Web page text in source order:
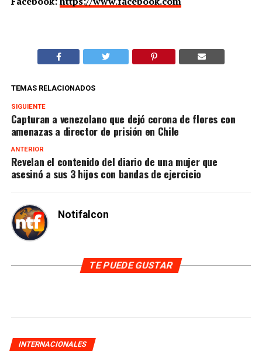
TEMAS RELACIONADOS
SIGUIENTE
Capturan a venezolano que dejó corona de flores con
amenazas a director de prisión en Chile
ANTERIOR
Revelan el contenido del diario de una mujer que
asesinó a sus 3 hijos con bandas de ejercicio
Notifalcon
TE PUEDE GUSTAR
INTERNACIONALES